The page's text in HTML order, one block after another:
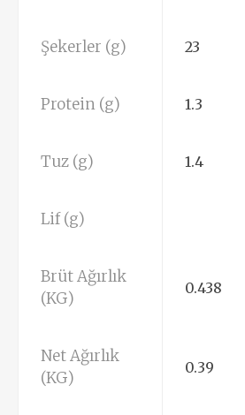
Şekerler (g) 23
Protein (g) 1.3
Tuz (g) 1.4
Lif (g)
Brüt Ağırlık
(KG)
0.438
Net Ağırlık
(KG)
0.39